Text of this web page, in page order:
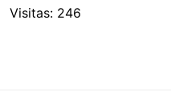
Visitas: 246